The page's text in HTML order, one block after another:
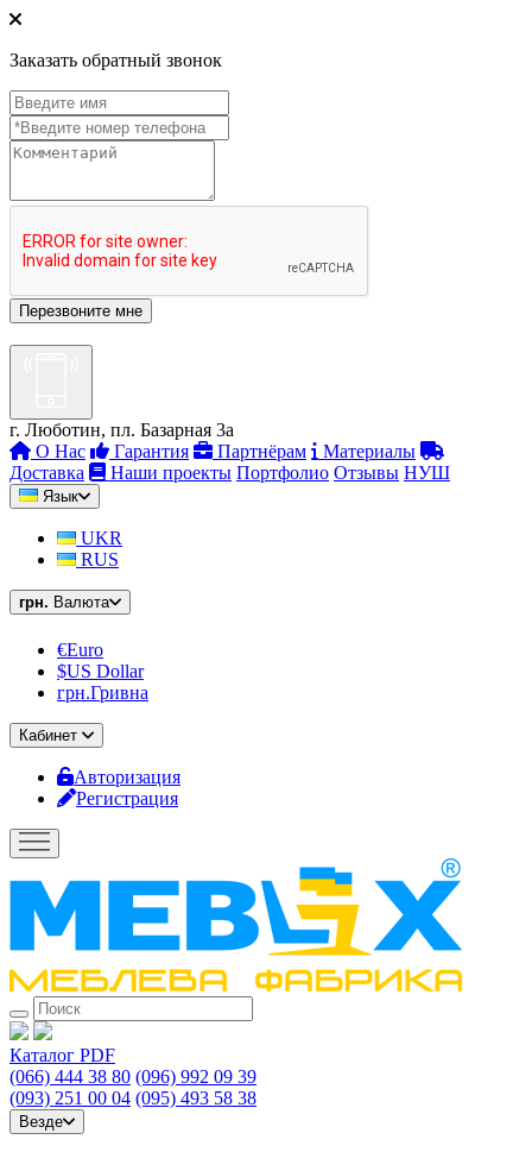
Заказать обратный звонок
г. Люботин, пл. Базарная 3а
О Нас
Гарантия Партнёрам
Материалы
Доставка
Наши проекты Портфолио Отзывы НУШ
Язык
UKR
RUS
грн. Валюта
€Euro
$US Dollar
грн.Гривна
Кабинет
Авторизация
Регистрация
Каталог PDF
(066) 444 38 80 (096) 992 09 39
(093) 251 00 04 (095) 493 58 38
Везде